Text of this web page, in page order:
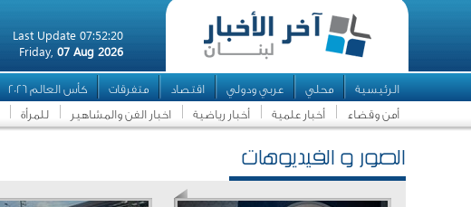
Last Update 07:52:20
Friday, 07 Aug 2026
الرئيسية محلي عربي ودولي اقتصاد متفرقات كأس العالم 2026
أمن وقضاء
أخبار علمية أخبار رياضية اخبار الفن والمشاهير للمرأة
الصور و الفيديوهات